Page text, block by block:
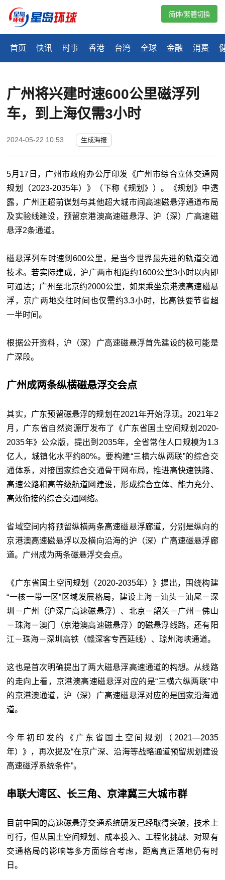
首页 快讯 时事 香港 台湾 全球 金融 消费
简体/繁體切換
广州将兴建时速600公里磁浮列
车，到上海仅需3小时
2024-05-22 10:53 生成海报
5月17日，广州市政府办公厅印发《广州市综合立体交通网
规划（2023-2035年）》（下称《规划》）。《规划》中透
露，广州正超前谋划与其他超大城市间高速磁悬浮通道布局
及实验线建设，预留京港澳高速磁悬浮、沪（深）广高速磁
悬浮2条通道。
磁悬浮列车时速到600公里，是当今世界最先进的轨道交通
技术。若实际建成，沪广两市相距约1600公里3小时以内即
可通达；广州至北京约2000公里，如果乘坐京港澳高速磁悬
浮，京广两地交往时间也仅需约3.3小时，比高铁要节省超
一半时间。
根据公开资料，沪（深）广高速磁悬浮首先建设的极可能是
广深段。
广州成两条纵横磁悬浮交会点
其实，广东预留磁悬浮的规划在2021年开始浮现。2021年2
月，广东省自然资源厅发布了《广东省国土空间规划2020-
2035年》公众版，提出到2035年，全省常住人口规模为1.3
亿人，城镇化水平约80%。要构建“三横六纵两联”的综合交
通体系，对接国家综合交通骨干网布局，推进高快速铁路、
高速公路和高等级航道网建设，形成综合立体、能力充分、
高效衔接的综合交通网络。
省域空间内将预留纵横两条高速磁悬浮廊道，分别是纵向的
京港澳高速磁悬浮以及横向沿海的沪（深）广高速磁悬浮廊
道。广州成为两条磁悬浮交会点。
《广东省国土空间规划（2020-2035年）》提出，围绕构建
“一核一带一区”区域发展格局，建设上海－汕头－汕尾－深
圳－广州（沪深广高速磁悬浮）、北京－韶关－广州－佛山
－珠海－澳门（京港澳高速磁悬浮）的磁悬浮线路，还有阳
江－珠海－深圳高铁（赣深客专西延线）、琼州海峡通道。
这也是首次明确提出了两大磁悬浮高速通道的构想。从线路
的走向上看，京港澳高速磁悬浮对应的是“三横六纵两联”中
的京港澳通道，沪（深）广高速磁悬浮对应的是国家沿海通
道。
今年初印发的《广东省国土空间规划（2021—2035
年）》，再次提及“在京广深、沿海等战略通道预留规划建设
高速磁浮系统条件”。
串联大湾区、长三角、京津冀三大城市群
目前中国的高速磁悬浮交通系统研发已经取得突破，技术上
可行，但从国土空间规划、成本投入、工程化挑战、对现有
交通格局的影响等多方面综合考虑，距离真正落地仍有时
日。